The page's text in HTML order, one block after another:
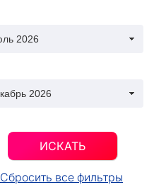
ИСКАТЬ
Сбросить все фильтры